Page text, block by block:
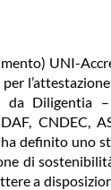
UNI-
da Diligentia
CNDEC,
definito uno
di
a